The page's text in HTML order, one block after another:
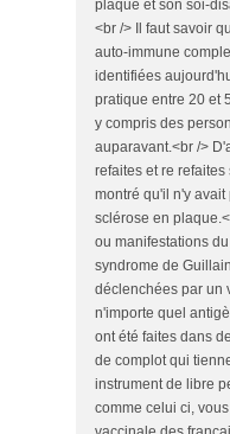
plaque et son soi-
<br /> Il faut savoir
auto-immune
identifiées
pratique entre 20 et
y compris des
auparavant.<br />
refaites et re
montré qu'il n'y
sclérose en
ou manifestations
syndrome de
déclenchées par un
n'importe quel
ont été faites dans
de complot qui
instrument de libre
comme celui ci,